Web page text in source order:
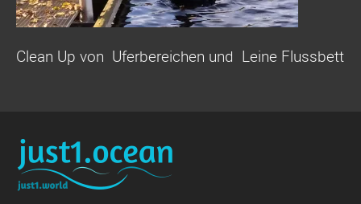
Clean Up von Uferbereichen und Leine Flussbett